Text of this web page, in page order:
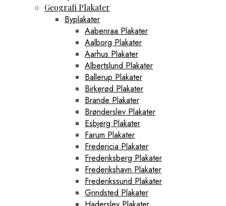
Geografi Plakater
Byplakater
Aabenraa Plakater
Aalborg Plakater
Aarhus Plakater
Albertslund Plakater
Ballerup Plakater
Birkerød Plakater
Brande Plakater
Brønderslev Plakater
Esbjerg Plakater
Farum Plakater
Fredericia Plakater
Frederiksberg Plakater
Frederikshavn Plakater
Frederikssund Plakater
Grindsted Plakater